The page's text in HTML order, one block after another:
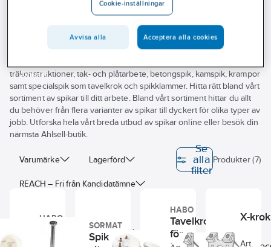
Aktuellt
Behöver du spik till din arbetsplats? Vi på Ahlsell hjälper dig att hitta
träkonstruktioner, tak- och plåtarbete, betongspik, kamspik, krampor
samt specialspik som tavelkrok och spikklammer. Hitta rätt bland vårt
sortiment av spikar till ditt arbete. Bland vårt sortiment hittar du allt
du behöver från flera varianter av spikar till dyckert för olika typer av
jobb. Utforska hela vårt breda utbud av spikar online eller besök din
närmsta Ahlsell-butik.
Varumärke Lagerförd
REACH – Fri från Kandidatämne
Har miljövarudeklaration (EPD)
Se
alla
filter
Produkter (7)
HABO
Tavelkrok
för
SORMAT
Spikklammer SC
HABO
Tavelkrok
för
X-krok
Art.
Cookie-inställningar
Avvisa alla Acceptera alla cookies